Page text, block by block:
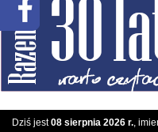
Dziś jest08 sierpnia 2026 r.,